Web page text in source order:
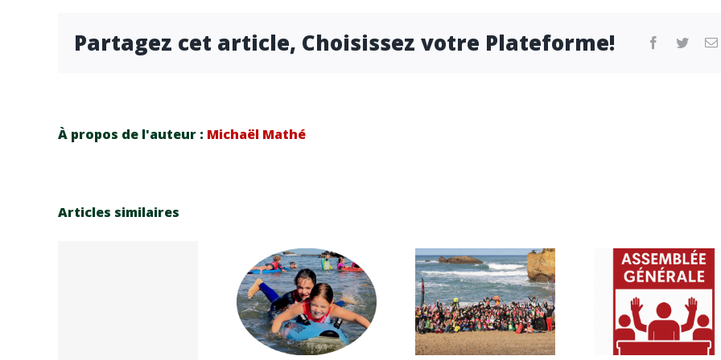
Partagez cet article, Choisissez votre Plateforme! facebook
twitter
À propos de l'auteur : Michaël Mathé
Articles similaires
Carnaval
Cup 2026
Assemblé
e
Générale